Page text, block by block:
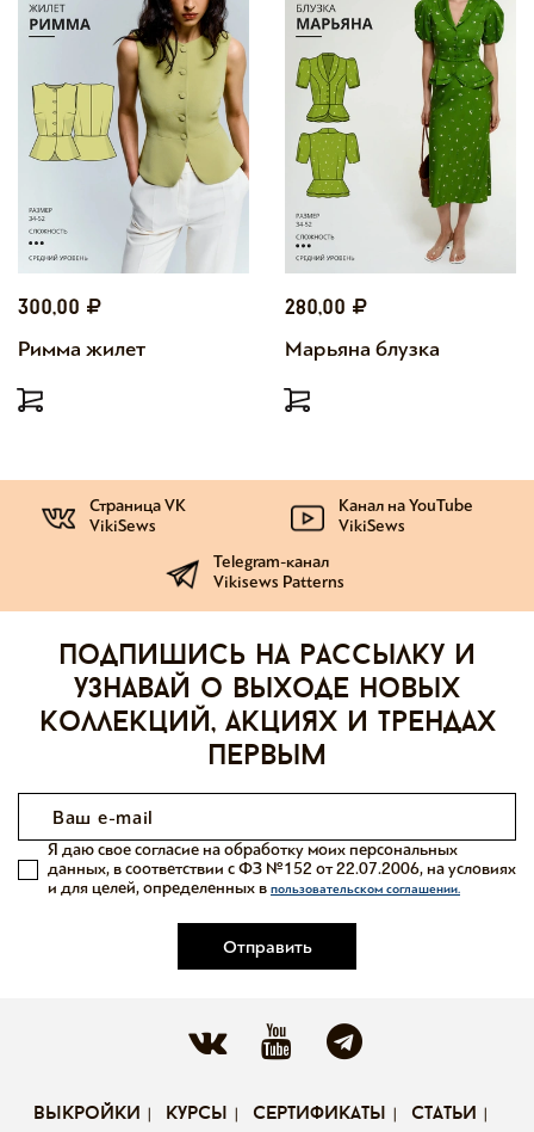
300,00
Римма жилет
280,00
Марьяна блузка
Страница VK
VikiSews
Канал на YouTube
VikiSews
Telegram-канал
Vikisews Patterns
Подпишись на рассылку и
узнавай о выходе новых
коллекций, акциях и трендах
первым
Отправить
Я даю свое согласие на обработку моих персональных
данных, в соответствии с ФЗ №152 от 22.07.2006, на условиях
и для целей, определенных в пользовательском соглашении.
выкройки курсы сертификаты статьи